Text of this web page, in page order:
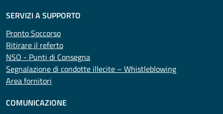
SERVIZI A SUPPORTO
Pronto Soccorso
Ritirare il referto
NSO - Punti di Consegna
Segnalazione di condotte illecite – Whistleblowing
Area fornitori
COMUNICAZIONE